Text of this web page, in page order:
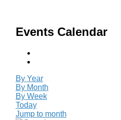
Events Calendar
By Year
By Month
By Week
Today
Jump to month